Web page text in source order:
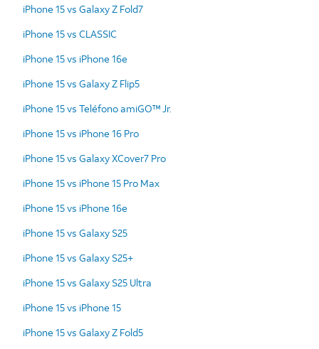
iPhone 15 vs Galaxy Z Fold7
iPhone 15 vs CLASSIC
iPhone 15 vs iPhone 16e
iPhone 15 vs Galaxy Z Flip5
iPhone 15 vs Teléfono amiGO™ Jr.
iPhone 15 vs iPhone 16 Pro
iPhone 15 vs Galaxy XCover7 Pro
iPhone 15 vs iPhone 15 Pro Max
iPhone 15 vs iPhone 16e
iPhone 15 vs Galaxy S25
iPhone 15 vs Galaxy S25+
iPhone 15 vs Galaxy S25 Ultra
iPhone 15 vs iPhone 15
iPhone 15 vs Galaxy Z Fold5